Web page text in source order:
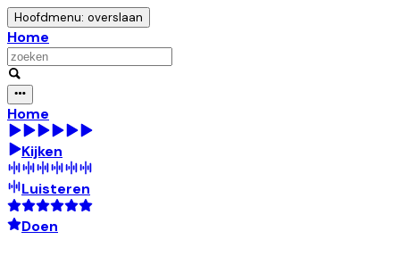
Hoofdmenu: overslaan
Home
Home
Kijken
Luisteren
Doen